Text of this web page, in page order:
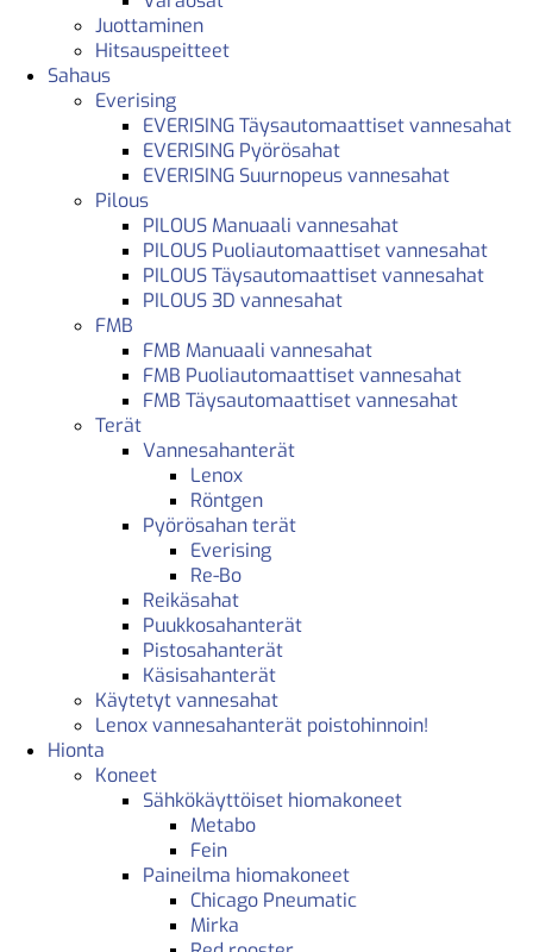
Juottaminen
Hitsauspeitteet
Sahaus
Everising
EVERISING Täysautomaattiset vannesahat
EVERISING Pyörösahat
EVERISING Suurnopeus vannesahat
Pilous
PILOUS Manuaali vannesahat
PILOUS Puoliautomaattiset vannesahat
PILOUS Täysautomaattiset vannesahat
PILOUS 3D vannesahat
FMB
FMB Manuaali vannesahat
FMB Puoliautomaattiset vannesahat
FMB Täysautomaattiset vannesahat
Terät
Vannesahanterät
Lenox
Röntgen
Pyörösahan terät
Everising
Re-Bo
Reikäsahat
Puukkosahanterät
Pistosahanterät
Käsisahanterät
Käytetyt vannesahat
Lenox vannesahanterät poistohinnoin!
Hionta
Koneet
Sähkökäyttöiset hiomakoneet
Metabo
Fein
Paineilma hiomakoneet
Chicago Pneumatic
Mirka